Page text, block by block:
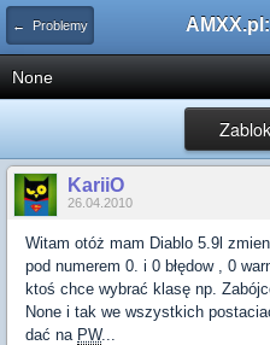
← Problemy
None
KariiO
26.04.2010
Witam otóż mam Diablo 5.9l
pod numerem 0. i 0 błędow , 0
ktoś chce wybrać klasę np.
None i tak we wszystkich
dać na PW...